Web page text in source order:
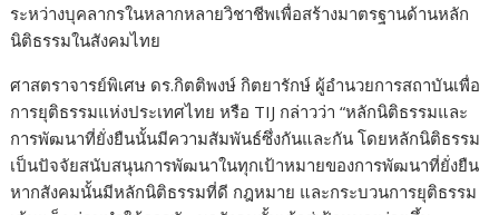
ระหว่างบุคลากรในหลากหลายวิชาชีพเพื่อสร้างมาตรฐานด้านหลัก
นิติธรรมในสังคมไทย
ศาสตราจารย์พิเศษ ดร.กิตติพงษ์ กิตยารักษ์ ผู้อำนวยการสถาบันเพื่อ
การยุติธรรมแห่งประเทศไทย หรือ TIJ กล่าวว่า“หลักนิติธรรมและ
การพัฒนาที่ยั่งยืนนั้นมีความสัมพันธ์ซึ่งกันและกัน โดยหลักนิติธรรม
เป็นปัจจัยสนับสนุนการพัฒนาในทุกเป้าหมายของการพัฒนาที่ยั่งยืน
หากสังคมนั้นมีหลักนิติธรรมที่ดี กฎหมาย และกระบวนการยุติธรรม